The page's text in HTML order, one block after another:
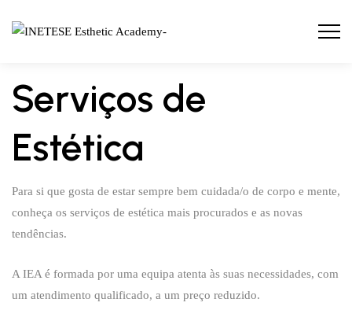
Serviços de
Estética
Para si que gosta de estar sempre bem cuidada/o de corpo e mente,
conheça os serviços de estética mais procurados e as novas
tendências.
A IEA é formada por uma equipa atenta às suas necessidades, com
um atendimento qualificado, a um preço reduzido.